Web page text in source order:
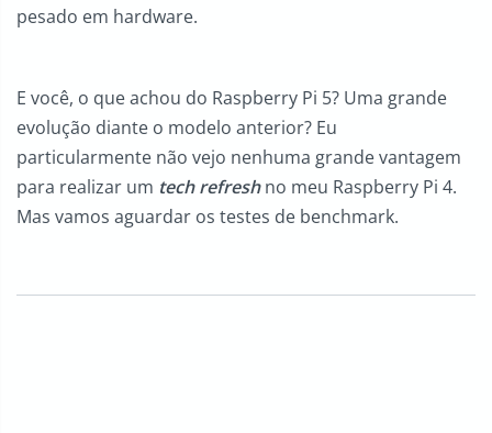
pesado em hardware.
E você, o que achou do Raspberry Pi 5? Uma grande
evolução diante o modelo anterior? Eu
particularmente não vejo nenhuma grande vantagem
para realizar um tech refreshno meu Raspberry Pi 4.
Mas vamos aguardar os testes de benchmark.